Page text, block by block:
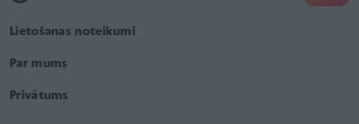
Lietošanas noteikumi
Par mums
Privātums